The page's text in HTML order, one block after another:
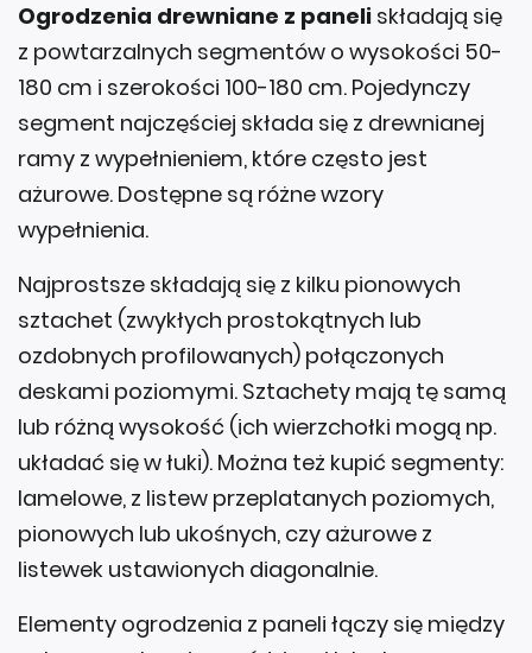
Ogrodzenia drewniane z paneli składają się
z powtarzalnych segmentów o wysokości 50-
180 cm i szerokości 100-180 cm. Pojedynczy
segment najczęściej składa się z drewnianej
ramy z wypełnieniem, które często jest
ażurowe. Dostępne są różne wzory
wypełnienia.
Najprostsze składają się z kilku pionowych
sztachet (zwykłych prostokątnych lub
ozdobnych profilowanych) połączonych
deskami poziomymi. Sztachety mają tę samą
lub różną wysokość (ich wierzchołki mogą np.
układać się w łuki). Można też kupić segmenty:
lamelowe, z listew przeplatanych poziomych,
pionowych lub ukośnych, czy ażurowe z
listewek ustawionych diagonalnie.
Elementy ogrodzenia z paneli łączy się między